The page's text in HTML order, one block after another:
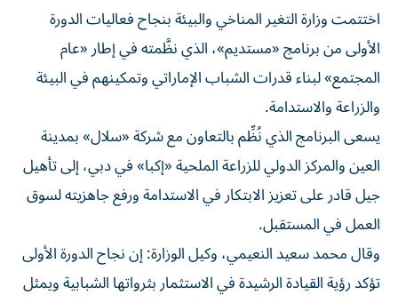
اختتمت وزارة التغير المناخي والبيئة بنجاح فعاليات الدورة
الأولى من برنامج «مستديم»، الذي نظَّمته في إطار «عام
المجتمع» لبناء قدرات الشباب الإماراتي وتمكينهم في البيئة
والزراعة والاستدامة.
يسعى البرنامج الذي نُظِّم بالتعاون مع شركة «سلال» بمدينة
العين والمركز الدولي للزراعة الملحية «إكبا» في دبي، إلى تأهيل
جيل قادر على تعزيز الابتكار في الاستدامة ورفع جاهزيته لسوق
العمل في المستقبل.
وقال محمد سعيد النعيمي، وكيل الوزارة: إن نجاح الدورة الأولى
تؤكد رؤية القيادة الرشيدة في الاستثمار بثرواتها الشبابية ويمثل